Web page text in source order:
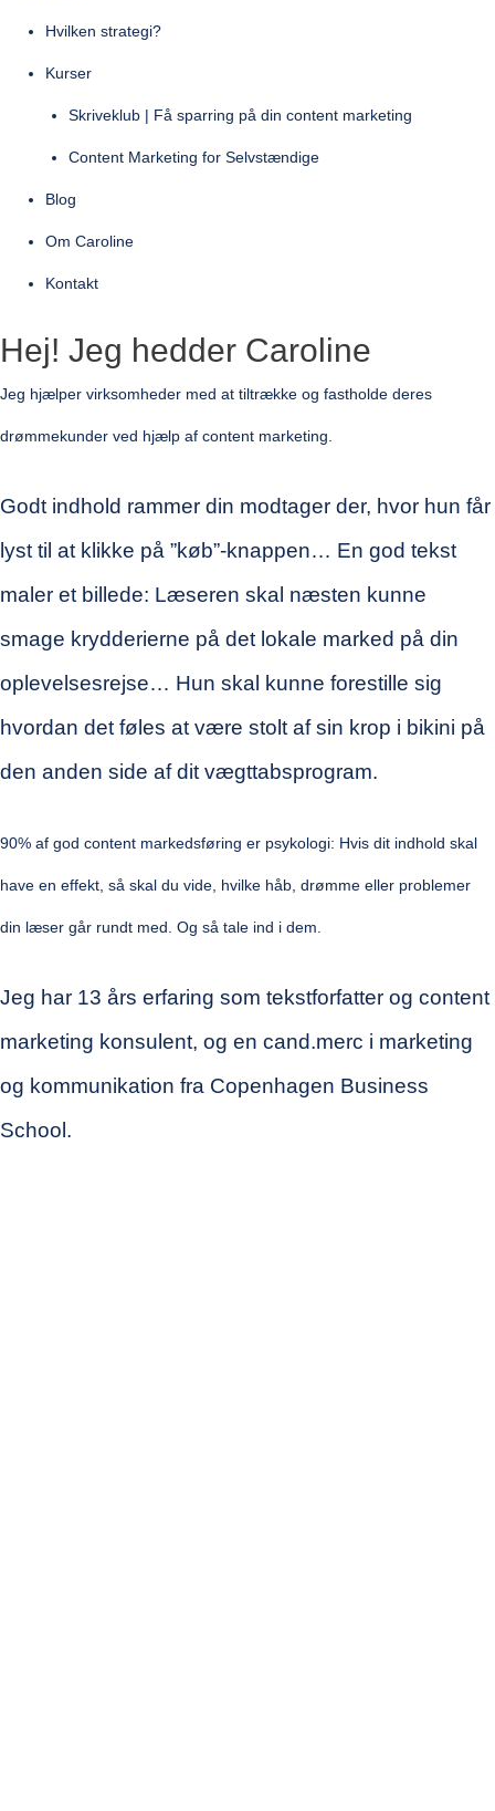
Hvilken strategi?
Kurser
Skriveklub | Få sparring på din content marketing
Content Marketing for Selvstændige
Blog
Om Caroline
Kontakt
Hej! Jeg hedder Caroline
Jeg hjælper virksomheder med at tiltrække og fastholde deres
drømmekunder ved hjælp af content marketing.
Godt indhold rammer din modtager der, hvor hun får
lyst til at klikke på ”køb”-knappen… En god tekst
maler et billede: Læseren skal næsten kunne
smage krydderierne på det lokale marked på din
oplevelsesrejse… Hun skal kunne forestille sig
hvordan det føles at være stolt af sin krop i bikini på
den anden side af dit vægttabsprogram.
90% af god content markedsføring er psykologi: Hvis dit indhold skal
have en effekt , så skal du vide, hvilke håb, drømme eller problemer
din læser går rundt med. Og så tale ind i dem.
Jeg har 13 års erfaring som tekstforfatter og content
marketing konsulent, og en cand.merc i marketing
og kommunikation fra Copenhagen Business
School.